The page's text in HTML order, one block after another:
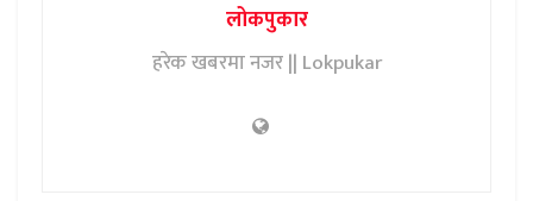
लोकपुकार
हरेक खबरमा नजर || Lokpukar